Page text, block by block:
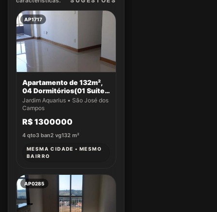
AP1717
Apartamento de 132m²,
04 Dormitórios(01 Suíte)
a venda no Jardim
Aquarius
Jardim Aquarius • São José dos
Campos
R$ 1300000
4 qto3 ban2 vg132 m²
MESMA CIDADE • MESMO
BAIRRO
AP0285